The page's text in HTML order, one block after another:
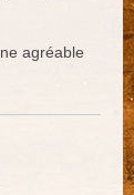
agréable